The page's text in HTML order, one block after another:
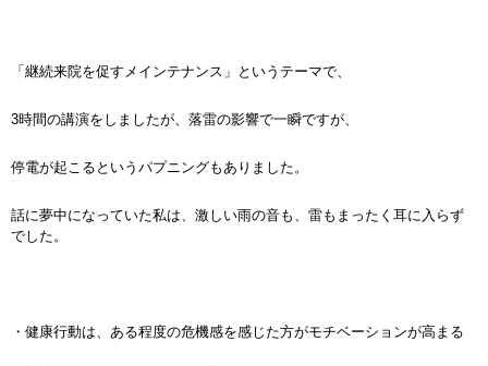
「継続来院を促すメインテナンス」というテーマで、
3時間の講演をしましたが、落雷の影響で一瞬ですが、
停電が起こるというパプニングもありました。
話に夢中になっていた私は、激しい雨の音も、雷もまったく耳に入らず
でした。
・健康行動は、ある程度の危機感を感じた方がモチベーションが高まる